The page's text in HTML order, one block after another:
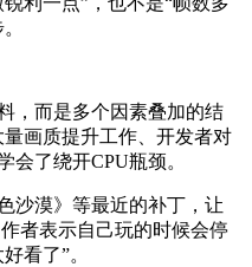
，而是多个因素叠加的结
量画质提升工作、开发者对
会了绕开CPU瓶颈。
沙漠》等最近的补丁，让
者表示自己玩的时候会停
看了”。